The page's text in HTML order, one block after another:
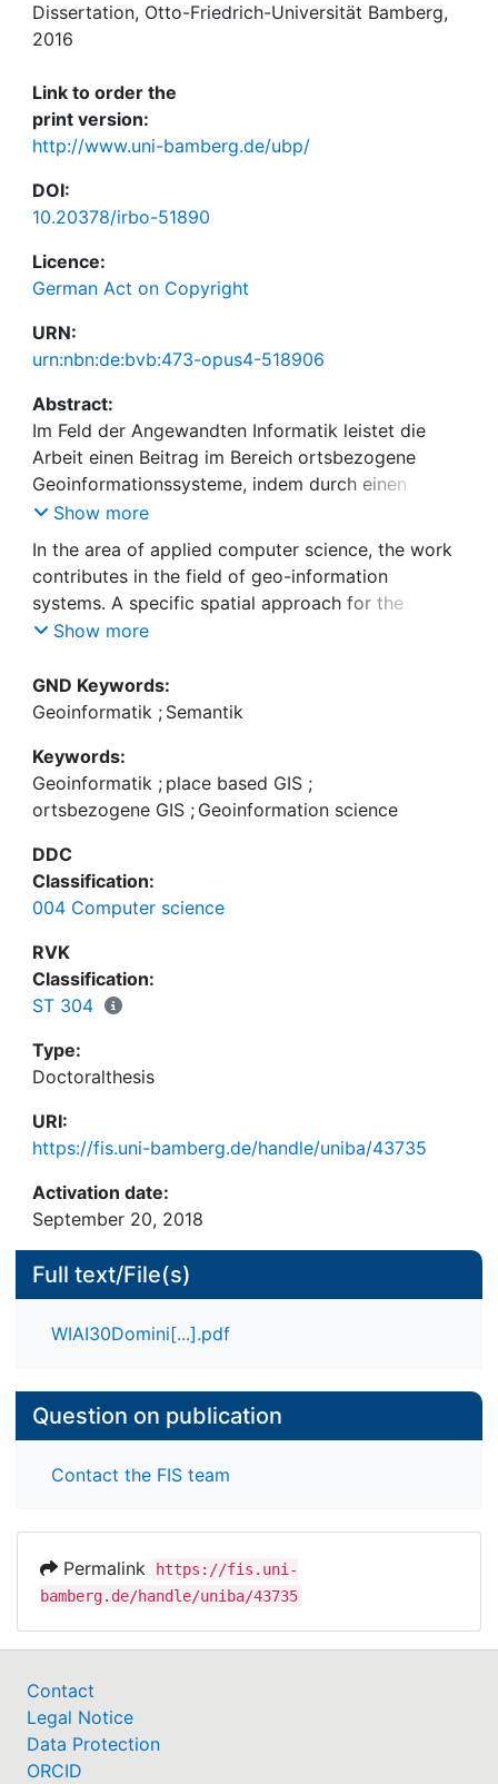
Dissertation, Otto-Friedrich-Universität Bamberg,
2016
Link to order the
print version:
http://www.uni-bamberg.de/ubp/
DOI:
10.20378/irbo-51890
Licence:
German Act on Copyright
URN:
urn:nbn:de:bvb:473-opus4-518906
Abstract:
Im Feld der Angewandten Informatik leistet die
Arbeit einen Beitrag im Bereich ortsbezogene
Geoinformationssysteme, indem durch einen
räumlichen Lösungsansatz für eine ortsbezogene
Verbundoperation eine bislang nicht verfügbare
Funktion (Ähnlichkeit auf Orten) über
unterschiedliche Datenarten und -quellen realisiert
werden konnte, die sich für einen wichtigen
Anwendungsfall (touristische Exploration einer
Vorgehen, Zusammenhang zwischen Orten über
partielle räumliche Koinzidenz herzustellen, steht
dabei komplementär zu bisherigen Ansätzen,
Verknüpfungen im Sinne des Qualitativen
Räumlichen Schließens ausschließlich auf Ebene
herzustellen.
Show more
In the area of applied computer science, the work
contributes in the field of geo-information
systems. A specific spatial approach for the
implementation of a place-based join helped to
(similarity of places) across different data types
and sources which has provided valid results for
city). Establishing place-based joins via partial
coincidence of footprints is complementary to
previous approaches which establish links
exclusively by qualitative spatial reasoning at the
level of place-based knowledge.
Show more
GND Keywords:
Geoinformatik ; Semantik
Keywords:
Geoinformatik ; place based GIS ;
ortsbezogene GIS ; Geoinformation science
DDC
Classification:
004 Computer science
RVK
Classification:
ST 304
Type:
Doctoralthesis
URI:
https://fis.uni-bamberg.de/handle/uniba/43735
Activation date:
September 20, 2018
Full text/File(s)
WIAI30Domini[...].pdf
Question on publication
Contact the FIS team
Permalink
https://fis.uni-
bamberg.de/handle/uniba/43735
Contact
Legal Notice
Data Protection
ORCID